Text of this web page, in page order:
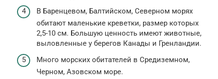
В Баренцевом, Балтийском, Северном морях
обитают маленькие креветки, размер которых
2,5-10 см. Большую ценность имеют животные,
выловленные у берегов Канады и Гренландии.
Много морских обитателей в Средиземном,
Черном, Азовском море.